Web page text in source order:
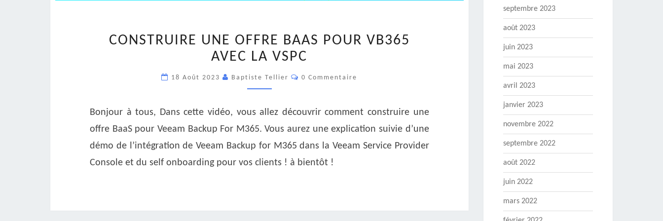
UNE
OFFRE
AVEC
LA
VSPC
CONSTRUIRE UNE OFFRE BAAS POUR VB365
AVEC LA VSPC
18 Août 2023 Baptiste Tellier Commentaires
0 Commentaire
Bonjour à tous, Dans cette vidéo, vous allez découvrir comment construire une
offre BaaS pour Veeam Backup For M365. Vous aurez une explication suivie d’une
démo de l’intégration de Veeam Backup for M365 dans la Veeam Service Provider
Console et du self onboarding pour vos clients ! à bientôt !
septembre 2023
août 2023
juin 2023
mai 2023
avril 2023
janvier 2023
novembre 2022
septembre 2022
août 2022
juin 2022
mars 2022